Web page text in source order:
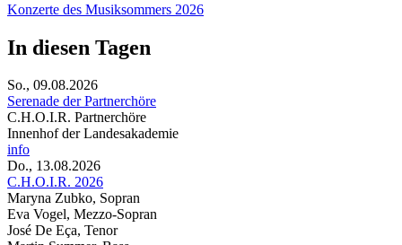
Konzerte des Musiksommers 2026
In diesen Tagen
So., 09.08.2026
Serenade der Partnerchöre
C.H.O.I.R. Partnerchöre
Innenhof der Landesakademie
info
Do., 13.08.2026
C.H.O.I.R. 2026
Maryna Zubko, Sopran
Eva Vogel, Mezzo-Sopran
José De Eça, Tenor